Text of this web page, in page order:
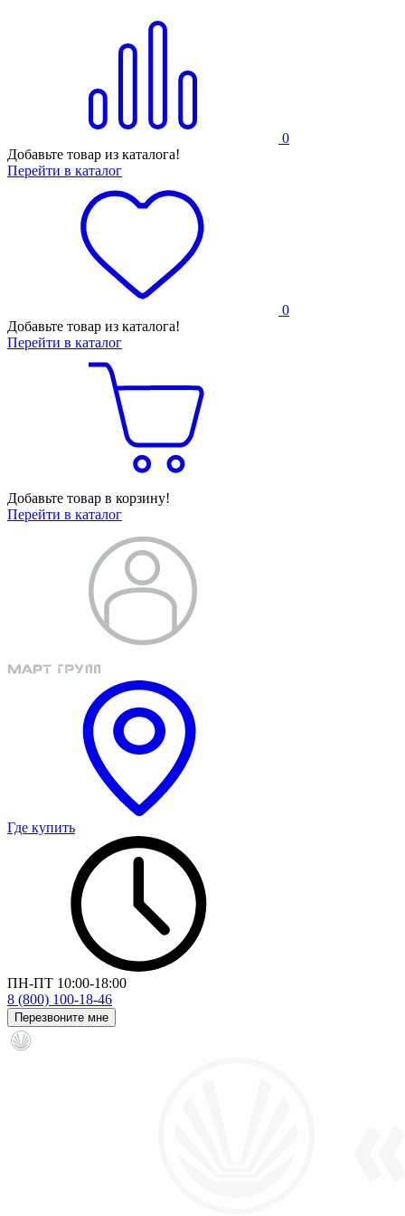
0
Добавьте товар из каталога!
Перейти в каталог
0
Добавьте товар из каталога!
Перейти в каталог
Добавьте товар в корзину!
Перейти в каталог
Где купить
ПН-ПТ 10:00-18:00
8 (800) 100-18-46
Перезвоните мне